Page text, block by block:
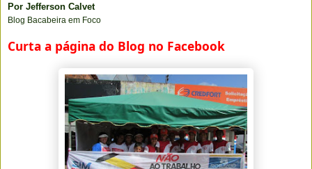
Por Jefferson Calvet
Blog Bacabeira em Foco
Curta a página do Blog no Facebook